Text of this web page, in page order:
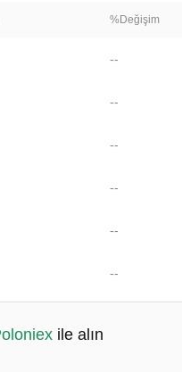
%Değişim
--
--
--
--
--
--
ile alın